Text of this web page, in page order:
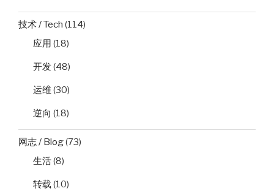
技术 / Tech (114)
应用 (18)
开发(48)
运维 (30)
逆向 (18)
网志 / Blog(73)
生活(8)
转载(10)